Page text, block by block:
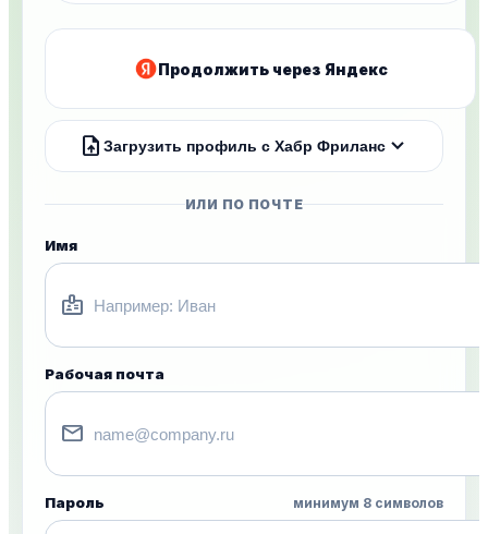
Продолжить через Яндекс
upload_file Загрузить профиль с Хабр Фрилансexpand_more
ИЛИ ПО ПОЧТЕ
Имя
badge
Рабочая почта
mail
Пароль минимум 8 символов